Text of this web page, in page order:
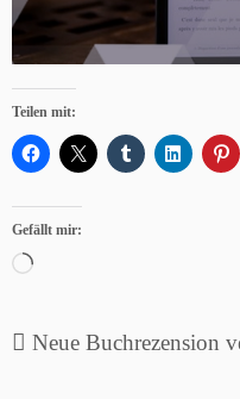
Teilen mit:
Gefällt mir:
Wird
Neue Buchrezension